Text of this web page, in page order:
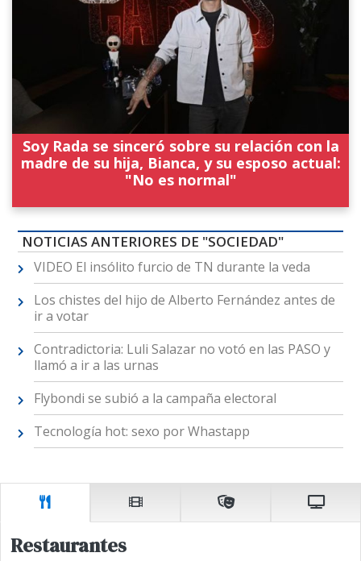
Soy Rada se sinceró sobre su relación con la
madre de su hija, Bianca, y su esposo actual:
"No es normal"
NOTICIAS ANTERIORES DE "SOCIEDAD"
VIDEO El insólito furcio de TN durante la veda
Los chistes del hijo de Alberto Fernández antes de
ir a votar
Contradictoria: Luli Salazar no votó en las PASO y
llamó a ir a las urnas
Flybondi se subió a la campaña electoral
Tecnología hot: sexo por Whastapp
Restaurantes